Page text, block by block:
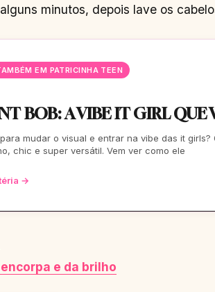
minutos, depois lave os
EM PATRICINHA TEEN
BOB: A VIBE IT GIRL QUE
mudar o visual e entrar na vibe das it
chic e super versátil. Vem ver como ele
→
e da brilho